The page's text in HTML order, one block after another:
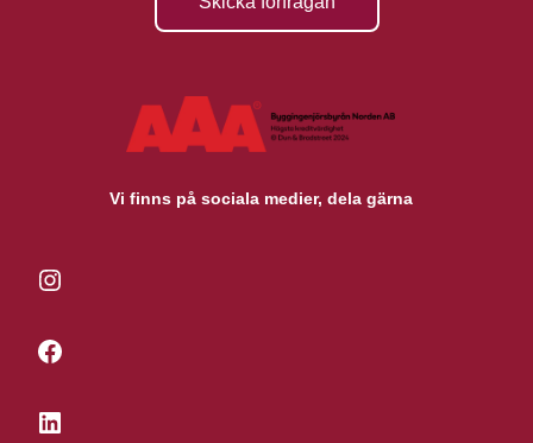
Vi finns på sociala medier, dela gärna
Instagram
Facebook
LinkedIn